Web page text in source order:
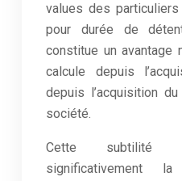
values des
pour durée de
constitue un avantage
calcule depuis
depuis l’acquisition
société.
Cette subtilité
significativement